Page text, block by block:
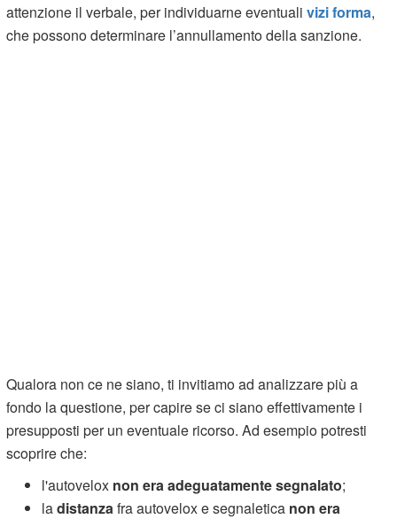
attenzione il verbale, per individuarne eventualivizi forma,
che possono determinare l’annullamento della sanzione.
Qualora non ce ne siano, ti invitiamo ad analizzare più a
fondo la questione, per capire se ci siano effettivamente i
presupposti per un eventuale ricorso. Ad esempio potresti
scoprire che:
l'autovelox non era adeguatamente segnalato;
ladistanza fra autovelox e segnaletica non era